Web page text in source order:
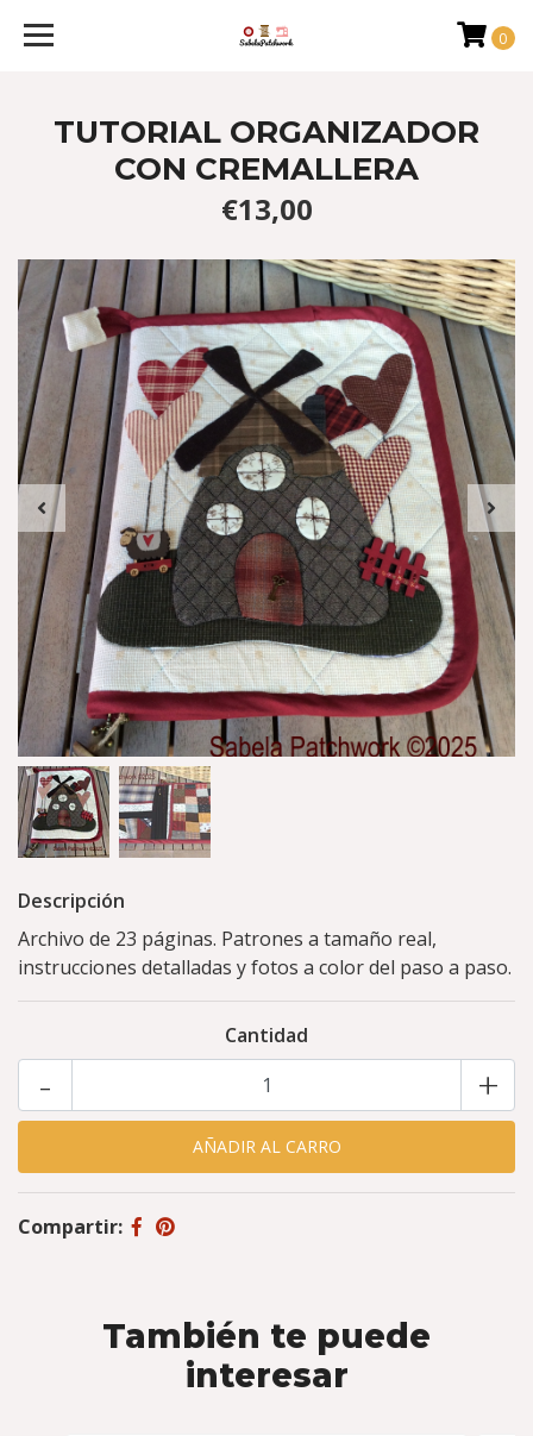
0
TUTORIAL ORGANIZADOR
CON CREMALLERA
€13,00
Descripción
Archivo de 23 páginas. Patrones a tamaño real,
instrucciones detalladas y fotos a color del paso a paso.
Cantidad
+
-
Compartir:
También te puede
interesar